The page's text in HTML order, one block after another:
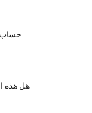
حساب
هل هذه